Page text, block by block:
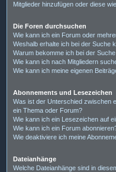
Mitglieder hinzufügen oder diese
Die Foren durchsuchen
Wie kann ich ein Forum oder
Weshalb erhalte ich bei der Suche
Warum bekomme ich bei der
Wie kann ich nach Mitgliedern
Wie kann ich meine eigenen
Abonnements und Lesezeichen
Was ist der Unterschied zwischen
ein Thema oder Forum?
Wie kann ich ein Lesezeichen auf
Wie kann ich ein Forum
Wie deaktiviere ich meine
Dateianhänge
Welche Dateianhänge sind in